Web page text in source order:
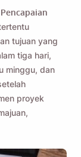
tujuan yang
tiga hari,
minggu, dan
proyek